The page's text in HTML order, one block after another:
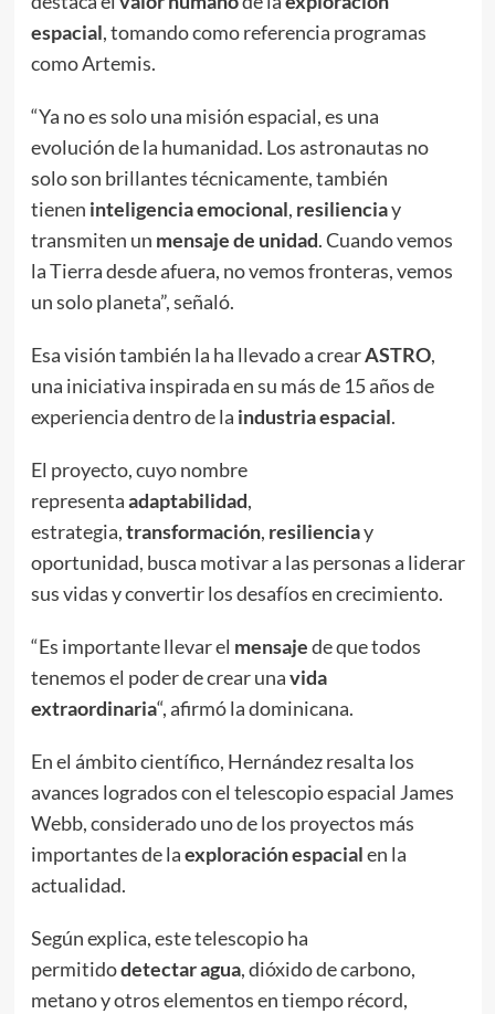
espacial, tomando como referencia programas
como Artemis.
“Ya no es solo una misión espacial, es una
evolución de la humanidad. Los astronautas no
solo son brillantes técnicamente, también
tienen inteligencia emocional, resilienciay
transmiten un mensaje de unidad. Cuando vemos
la Tierra desde afuera, no vemos fronteras, vemos
un solo planeta”, señaló.
Esa visión también la ha llevado a crearASTRO,
una iniciativa inspirada en su más de 15 años de
experiencia dentro de la industria espacial.
El proyecto, cuyo nombre
representaadaptabilidad,
estrategia,transformación, resilienciay
oportunidad, busca motivar a las personas a liderar
sus vidas y convertir los desafíos en crecimiento.
“Es importante llevar el mensajede que todos
tenemos el poder de crear unavida
extraordinaria“, afirmó la dominicana.
En el ámbito científico, Hernández resalta los
avances logrados con el telescopio espacial James
Webb, considerado uno de los proyectos más
importantes de laexploración espacialen la
actualidad.
Según explica, este telescopio ha
permitidodetectar agua, dióxido de carbono,
metano y otros elementos en tiempo récord,